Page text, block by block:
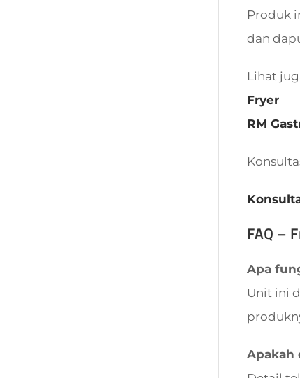
Produk
dan
Lihat
Fryer
RM
FAQ –
Apa
Unit ini
Apakah